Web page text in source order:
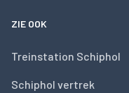
ZIE OOK
Treinstation Schiphol
Schiphol vertrek